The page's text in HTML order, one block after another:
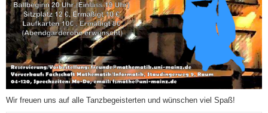
Wir freuen uns auf alle Tanzbegeisterten und wünschen viel Spaß!